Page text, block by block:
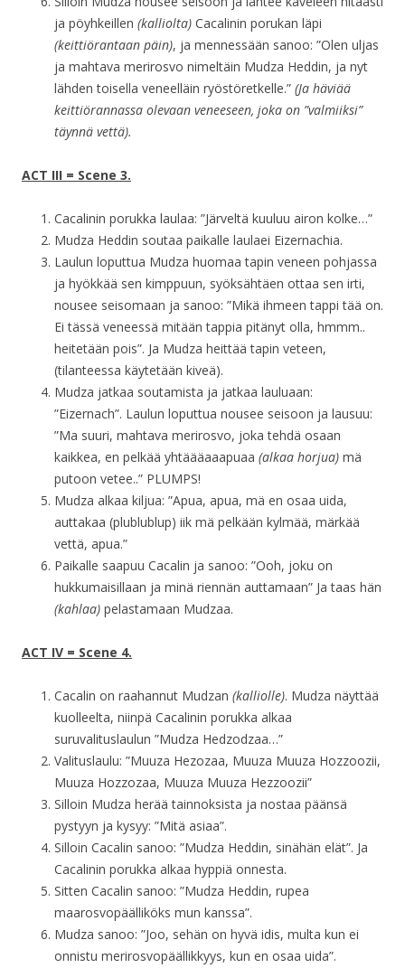
ja pöyhkeillen (kalliolta) Cacalinin porukan läpi
(keittiörantaan päin), ja mennessään sanoo: ”Olen uljas
ja mahtava merirosvo nimeltäin Mudza Heddin, ja nyt
lähden toisella veneelläin ryöstöretkelle.” (Ja häviää
keittiörannassa olevaan veneeseen, joka on ”valmiiksi”
täynnä vettä).
ACT III = Scene 3.
Cacalinin porukka laulaa: ”Järveltä kuuluu airon kolke…”
Mudza Heddin soutaa paikalle laulaei Eizernachia.
Laulun loputtua Mudza huomaa tapin veneen pohjassa
ja hyökkää sen kimppuun, syöksähtäen ottaa sen irti,
nousee seisomaan ja sanoo: ”Mikä ihmeen tappi tää on.
Ei tässä veneessä mitään tappia pitänyt olla, hmmm..
heitetään pois”. Ja Mudza heittää tapin veteen,
(tilanteessa käytetään kiveä).
Mudza jatkaa soutamista ja jatkaa lauluaan:
”Eizernach”. Laulun loputtua nousee seisoon ja lausuu:
”Ma suuri, mahtava merirosvo, joka tehdä osaan
kaikkea, en pelkää yhtäääaaapuaa (alkaa horjua) mä
putoon vetee..” PLUMPS!
Mudza alkaa kiljua: ”Apua, apua, mä en osaa uida,
auttakaa (plublublup) iik mä pelkään kylmää, märkää
vettä, apua.”
Paikalle saapuu Cacalin ja sanoo: ”Ooh, joku on
hukkumaisillaan ja minä riennän auttamaan” Ja taas hän
(kahlaa) pelastamaan Mudzaa.
ACT IV = Scene 4.
Cacalin on raahannut Mudzan (kalliolle). Mudza näyttää
kuolleelta, niinpä Cacalinin porukka alkaa
suruvalituslaulun ”Mudza Hedzodzaa…”
Valituslaulu: ”Muuza Hezozaa, Muuza Muuza Hozzoozii,
Muuza Hozzozaa, Muuza Muuza Hezzoozii”
Silloin Mudza herää tainnoksista ja nostaa päänsä
pystyyn ja kysyy: ”Mitä asiaa”.
Silloin Cacalin sanoo: ”Mudza Heddin, sinähän elät”. Ja
Cacalinin porukka alkaa hyppiä onnesta.
Sitten Cacalin sanoo: ”Mudza Heddin, rupea
maarosvopäälliköks mun kanssa”.
Mudza sanoo: ”Joo, sehän on hyvä idis, multa kun ei
onnistu merirosvopäällikkyys, kun en osaa uida”.